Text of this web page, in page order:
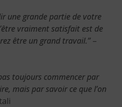
une grande partie de votre
vraiment satisfait est de
être un grand travail.”–
toujours commencer par
mais par savoir ce que l’on